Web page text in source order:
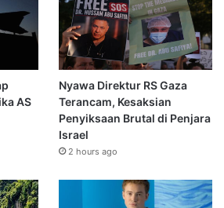
AS
Nyawa Direktur RS Gaza
Terancam, Kesaksian
Penyiksaan Brutal di Penjara
Israel
2 hours ago